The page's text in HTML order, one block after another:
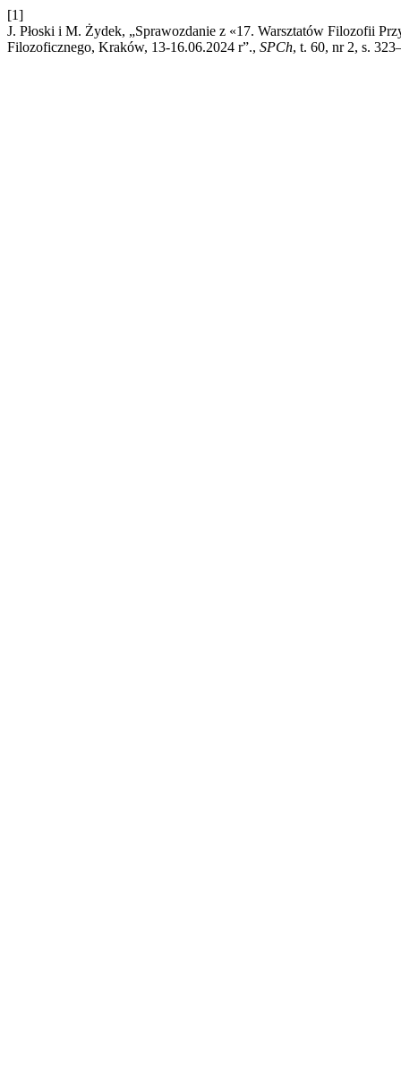
[1]
J. Płoski i M. Żydek, „Sprawozdanie z «17. Warsztatów Filozofii
Filozoficznego, Kraków, 13-16.06.2024 r”., SPCh, t. 60, nr 2, s.